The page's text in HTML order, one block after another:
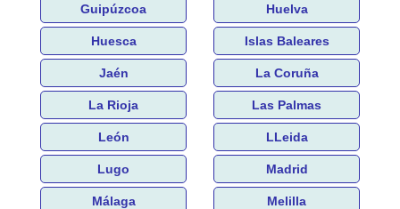
Guipúzcoa Huelva
Huesca Islas Baleares
Jaén La Coruña
La Rioja Las Palmas
León LLeida
Lugo Madrid
Málaga Melilla